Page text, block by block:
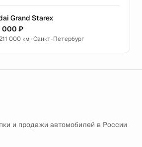
Grand Starex
000 ₽
000 км · Санкт-Петербург
и продажи автомобилей в России